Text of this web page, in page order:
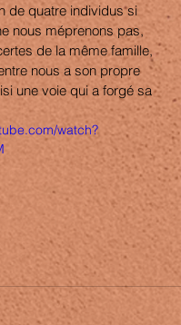
de quatre individus si
nous méprenons pas,
de la même famille,
nous a son propre
une voie qui a forgé sa
watch?